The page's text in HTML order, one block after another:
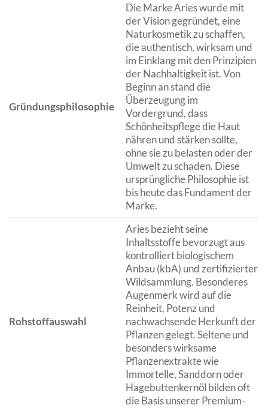
Gründungsphilosophie
Die Marke Aries wurde mit
der Vision gegründet, eine
Naturkosmetik zu schaffen,
die authentisch, wirksam und
im Einklang mit den Prinzipien
der Nachhaltigkeit ist. Von
Beginn an stand die
Überzeugung im
Vordergrund, dass
Schönheitspflege die Haut
nähren und stärken sollte,
ohne sie zu belasten oder der
Umwelt zu schaden. Diese
ursprüngliche Philosophie ist
bis heute das Fundament der
Marke.
Rohstoffauswahl
Aries bezieht seine
Inhaltsstoffe bevorzugt aus
kontrolliert biologischem
Anbau (kbA) und zertifizierter
Wildsammlung. Besonderes
Augenmerk wird auf die
Reinheit, Potenz und
nachwachsende Herkunft der
Pflanzen gelegt. Seltene und
besonders wirksame
Pflanzenextrakte wie
Immortelle, Sanddorn oder
Hagebuttenkernöl bilden oft
die Basis unserer Premium-